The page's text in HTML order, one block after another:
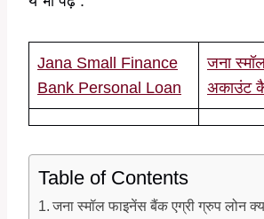
Jana Small Finance
Bank Personal Loan
जना
अकाउंट
Table of Contents
जना स्मॉल फाइनेंस बैंक एग्री ग्रुप लोन